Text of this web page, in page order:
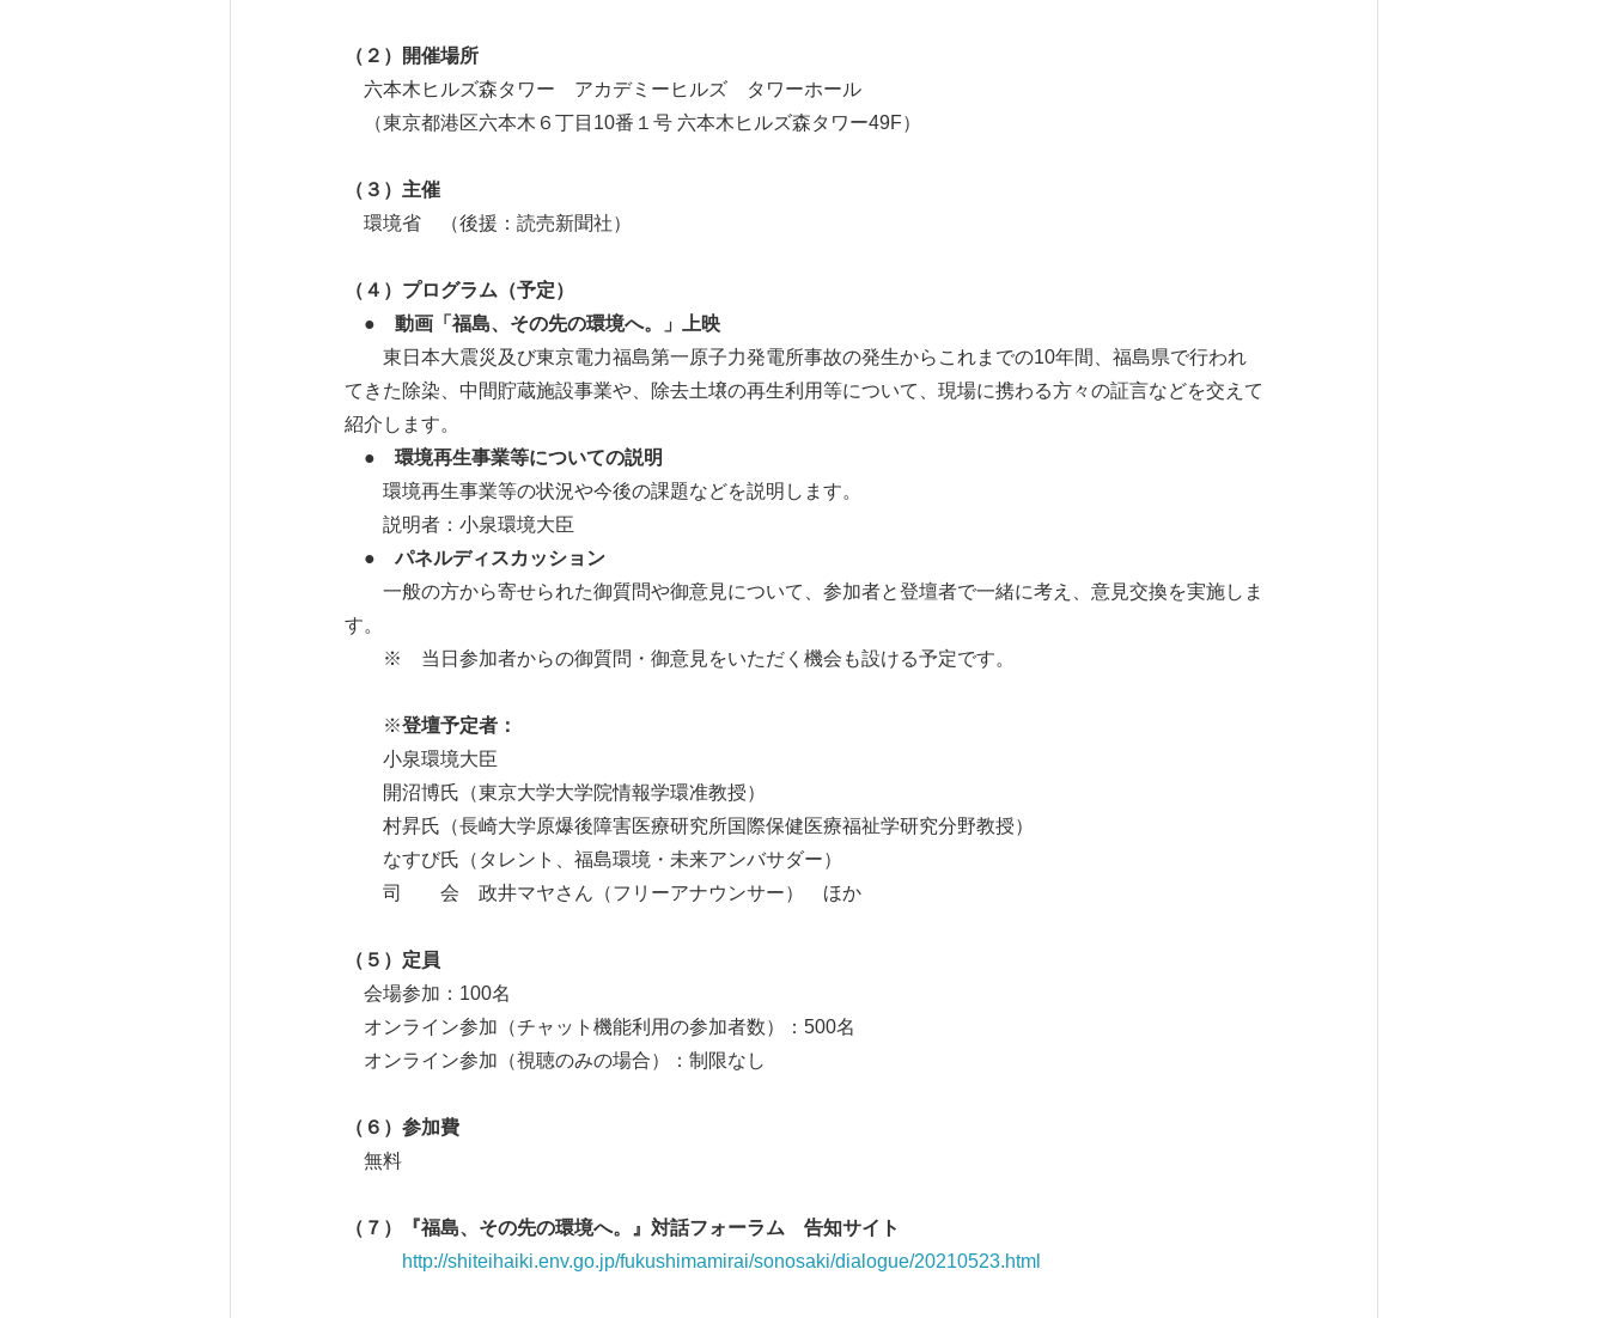
（２）開催場所
六本木ヒルズ森タワー アカデミーヒルズ タワーホール
（東京都港区六本木６丁目10番１号 六本木ヒルズ森タワー49F）
（３）主催
環境省 （後援：読売新聞社）
（４）プログラム（予定）
● 動画「福島、その先の環境へ。」上映
東日本大震災及び東京電力福島第一原子力発電所事故の発生からこれまでの10年間、福島県で行われ
てきた除染、中間貯蔵施設事業や、除去土壌の再生利用等について、現場に携わる方々の証言などを交えて
紹介します。
● 環境再生事業等についての説明
環境再生事業等の状況や今後の課題などを説明します。
説明者：小泉環境大臣
● パネルディスカッション
一般の方から寄せられた御質問や御意見について、参加者と登壇者で一緒に考え、意見交換を実施しま
す。
※ 当日参加者からの御質問・御意見をいただく機会も設ける予定です。
※登壇予定者：
小泉環境大臣
開沼博氏（東京大学大学院情報学環准教授）
村昇氏（長崎大学原爆後障害医療研究所国際保健医療福祉学研究分野教授）
なすび氏（タレント、福島環境・未来アンバサダー）
司 会 政井マヤさん（フリーアナウンサー） ほか
（５）定員
会場参加：100名
オンライン参加（チャット機能利用の参加者数）：500名
オンライン参加（視聴のみの場合）：制限なし
（６）参加費
無料
（７）『福島、その先の環境へ。』対話フォーラム 告知サイト
http://shiteihaiki.env.go.jp/fukushimamirai/sonosaki/dialogue/20210523.html